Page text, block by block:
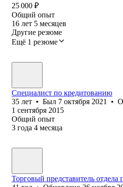
25 000 ₽
Общий опыт
16 лет 5 месяцев
Другие резюме
Ещё 1 резюме
Специалист по кредитованию
35 лет • Был 7 октября 2021 •
1 сентября 2015
Общий опыт
3 года 4 месяца
Торговый представитель отдела